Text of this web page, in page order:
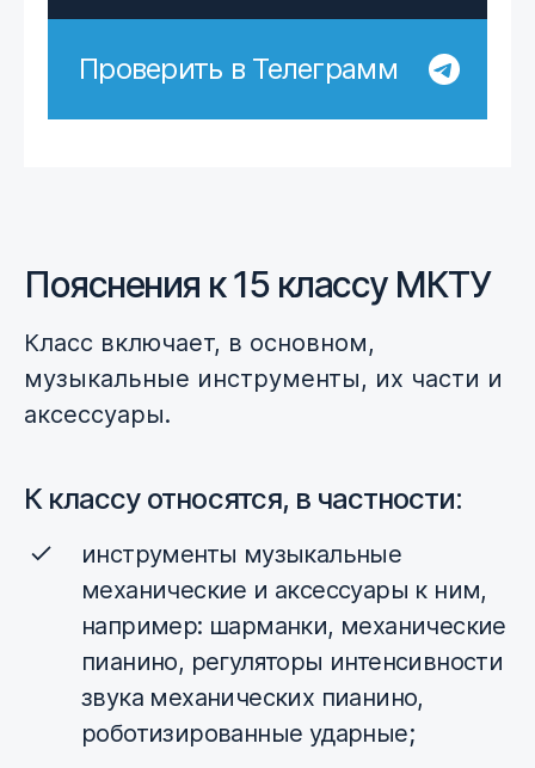
Проверить в Телеграмм
Пояснения к 15 классу МКТУ
Класс включает, в основном,
музыкальные инструменты, их части и
аксессуары.
К классу относятся, в частности:
инструменты музыкальные
механические и аксессуары к ним,
например: шарманки, механические
пианино, регуляторы интенсивности
звука механических пианино,
роботизированные ударные;